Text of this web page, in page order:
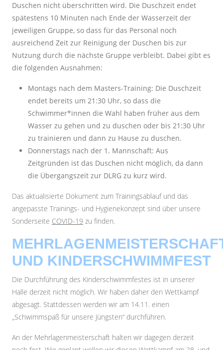
Duschen nicht überschritten wird. Die Duschzeit endet
spätestens 10 Minuten nach Ende der Wasserzeit der
jeweiligen Gruppe, so dass für das Personal noch
ausreichend Zeit zur Reinigung der Duschen bis zur
Nutzung durch die nächste Gruppe verbleibt. Dabei gibt es
die folgenden Ausnahmen:
Montags nach dem Masters-Training: Die Duschzeit
endet bereits um 21:30 Uhr, so dass die
Schwimmer*innen die Wahl haben früher aus dem
Wasser zu gehen und zu duschen oder bis 21:30 Uhr
zu trainieren und dann zu Hause zu duschen.
Donnerstags nach der 1. Mannschaft: Aus
Zeitgründen ist das Duschen nicht möglich, da dann
die Übergangszeit zur DLRG zu kurz wird.
Das aktualisierte Dokument zum Trainingsablauf und das
angepasste Trainings- und Hygienekonzept sind über unsere
Sonderseite COVID-19 zu finden.
UND KINDERSCHWIMMFEST
Die Durchführung des Kinderschwimmfestes ist in unserer
Halle derzeit nicht möglich. Wir haben daher den Wettkampf
abgesagt. Stattdessen werden wir am 14.11. einen
„Schwimmspaß für unsere Jüngsten“ durchführen.
An der Mehrlagenmeisterschaft halten wir dagegen derzeit